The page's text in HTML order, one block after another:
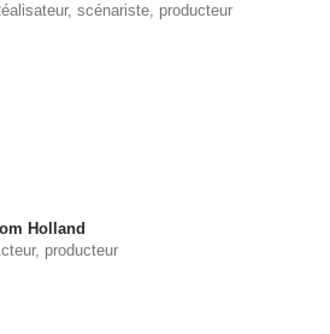
scénariste, producteur
Holland
producteur